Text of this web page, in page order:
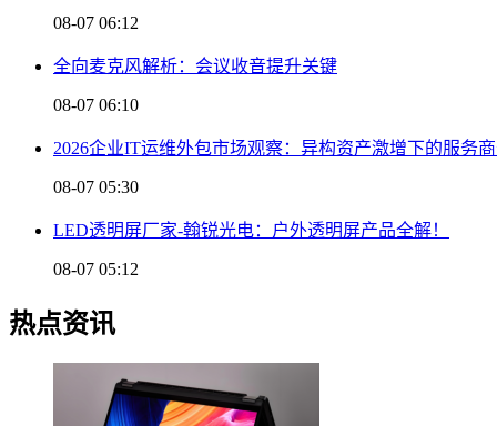
08-07 06:12
全向麦克风解析：会议收音提升关键
08-07 06:10
2026企业IT运维外包市场观察：异构资产激增下的服务
08-07 05:30
LED透明屏厂家-翰锐光电：户外透明屏产品全解！
08-07 05:12
热点资讯